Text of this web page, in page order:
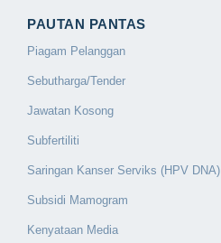
PAUTAN PANTAS
Piagam Pelanggan
Sebutharga/Tender
Jawatan Kosong
Subfertiliti
Saringan Kanser Serviks (HPV DNA)
Subsidi Mamogram
Kenyataan Media